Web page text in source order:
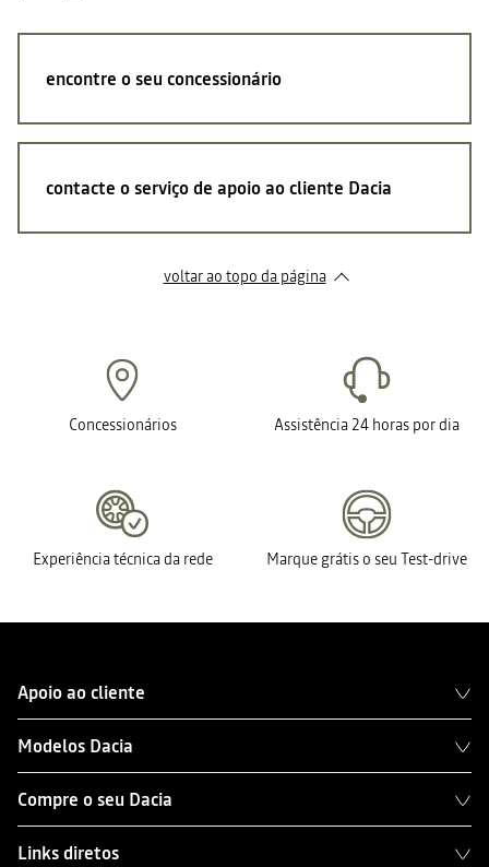
encontre o seu concessionário
contacte o serviço de apoio ao cliente Dacia
voltar ao topo da página
Concessionários Assistência 24 horas por dia
Experiência técnica da rede Marque grátis o seu Test-drive
Apoio ao cliente
Modelos Dacia
Compre o seu Dacia
Links diretos